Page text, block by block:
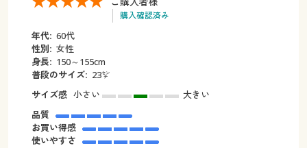
購入確認済み
年代: 60代
性別: 女性
身長: 150～155cm
普段のサイズ: 23㌢
サイズ感 小さい
大きい
品質
お買い得感
使いやすさ